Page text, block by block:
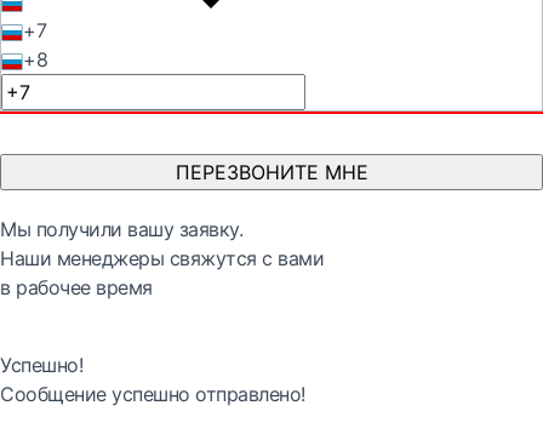
+7
+8
ПЕРЕЗВОНИТЕ МНЕ
Мы получили вашу заявку.
Наши менеджеры свяжутся с вами
в рабочее время
Успешно!
Сообщение успешно отправлено!